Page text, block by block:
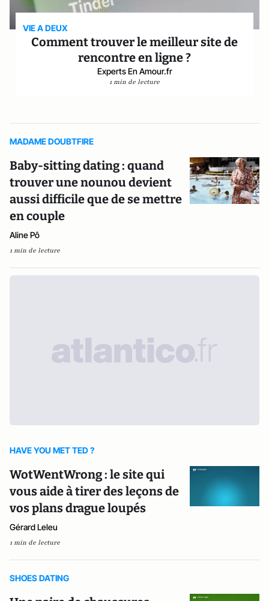
VIE A DEUX
Comment trouver le meilleur site de
rencontre en ligne ?
Experts En Amour.fr
1 min de lecture
MADAME DOUBTFIRE
Baby-sitting dating : quand
trouver une nounou devient
aussi difficile que de se mettre
en couple
Aline Pô
1 min de lecture
HAVE YOU MET TED ?
WotWentWrong : le site qui
vous aide à tirer des leçons de
vos plans drague loupés
Gérard Leleu
1 min de lecture
SHOES DATING